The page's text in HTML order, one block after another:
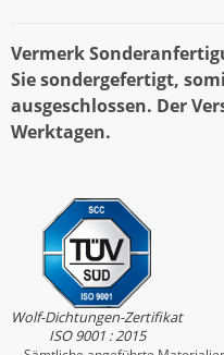
Vermerk
Sie sondergefertigt,
ausgeschlossen. Der
Werktagen.
Wolf-Dichtungen-Zertifikat
ISO 9001 : 2015